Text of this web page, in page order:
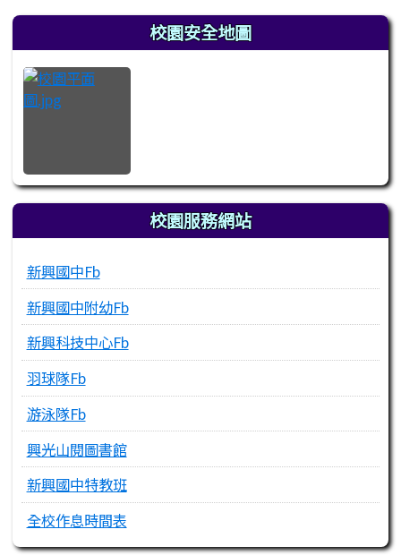
左邊區域內容 校園安全地圖
校園服務網站
新興國中Fb
新興國中附幼Fb
新興科技中心Fb
羽球隊Fb
游泳隊Fb
興光山閱圖書館
新興國中特教班
全校作息時間表